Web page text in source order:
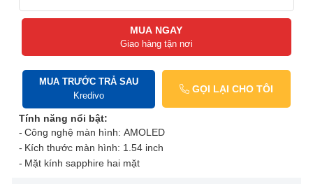
MUA NGAY
Giao hàng tận nơi
MUA TRƯỚC TRẢ SAU
Kredivo
GỌI LẠI CHO TÔI
Tính năng nổi bật:
Công nghệ màn hình: AMOLED
Kích thước màn hình: 1.54 inch
Mặt kính sapphire hai mặt